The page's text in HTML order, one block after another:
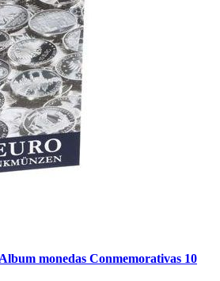
monedas Conmemorativas 10